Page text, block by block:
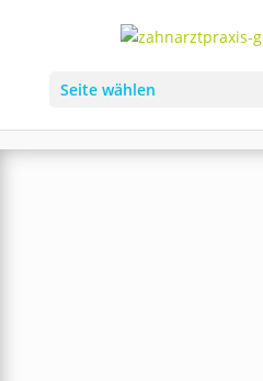
Seite wählen